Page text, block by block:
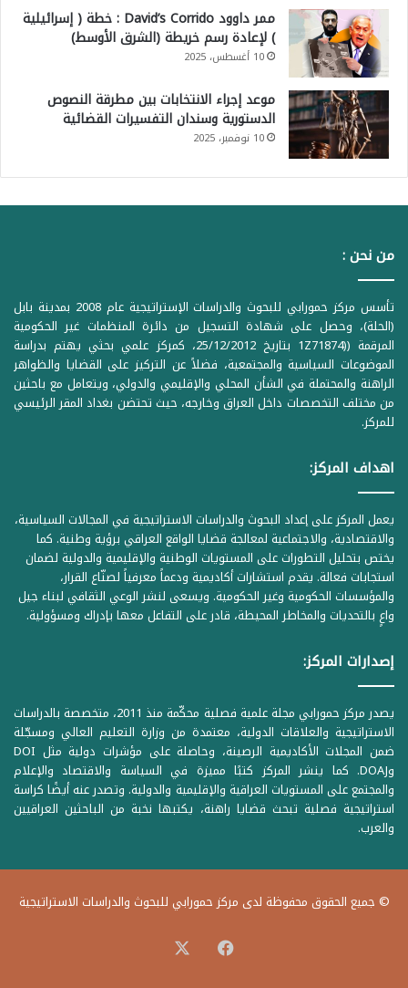
ممر داوود David’s Corrido : خطة ( إسرائيلية
) لإعادة رسم خريطة (الشرق الأوسط)
10 أغسطس، 2025
موعد إجراء الانتخابات بين مطرقة النصوص
الدستورية وسندان التفسيرات القضائية
10 نوفمبر، 2025
من نحن :
تأسس مركز حمورابي للبحوث والدراسات الإستراتيجية عام 2008 بمدينة بابل
(الحلة)، وحصل على شهادة التسجيل من دائرة المنظمات غير الحكومية
المرقمة ((1Z71874 بتاريخ 25/12/2012، كمركز علمي بحثي يهتم بدراسة
الموضوعات السياسية والمجتمعية، فضلاً عن التركيز على القضايا والظواهر
الراهنة والمحتملة في الشأن المحلي والإقليمي والدولي، ويتعامل مع باحثين
من مختلف التخصصات داخل العراق وخارجه، حيث تحتضن بغداد المقر الرئيسي
للمركز.
اهداف المركز:
يعمل المركز على إعداد البحوث والدراسات الاستراتيجية في المجالات السياسية،
والاقتصادية، والاجتماعية لمعالجة قضايا الواقع العراقي برؤية وطنية. كما
يختص بتحليل التطورات على المستويات الوطنية والإقليمية والدولية لضمان
استجابات فعالة. يقدم استشارات أكاديمية ودعماً معرفياً لصنّاع القرار،
والمؤسسات الحكومية وغير الحكومية. ويسعى لنشر الوعي الثقافي لبناء جيل
واعٍ بالتحديات والمخاطر المحيطة، قادر على التفاعل معها بإدراك ومسؤولية.
إصدارات المركز:
يصدر مركز حمورابي مجلة علمية فصلية محكّمة منذ 2011، متخصصة بالدراسات
الاستراتيجية والعلاقات الدولية، معتمدة من وزارة التعليم العالي ومسجّلة
ضمن المجلات الأكاديمية الرصينة، وحاصلة على مؤشرات دولية مثل DOI
وDOAJ. كما ينشر المركز كتبًا مميزة في السياسة والاقتصاد والإعلام
والمجتمع على المستويات العراقية والإقليمية والدولية. وتصدر عنه أيضًا كراسة
استراتيجية فصلية تبحث قضايا راهنة، يكتبها نخبة من الباحثين العراقيين
والعرب.
© جميع الحقوق محفوظة لدى مركز حمورابي للبحوث والدراسات الاستراتيجية
فيسبوك